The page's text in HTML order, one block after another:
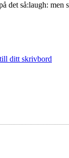
det så:laugh: men